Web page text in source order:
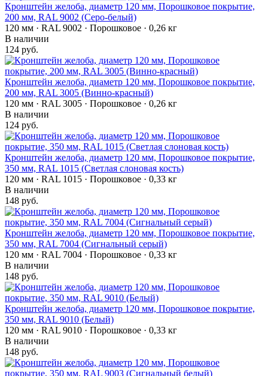
Кронштейн желоба, диаметр 120 мм, Порошковое покрытие,
200 мм, RAL 9002 (Серо-белый)
120 мм · RAL 9002 · Порошковое · 0,26 кг
В наличии
124 руб.
Кронштейн желоба, диаметр 120 мм, Порошковое покрытие,
200 мм, RAL 3005 (Винно-красный)
120 мм · RAL 3005 · Порошковое · 0,26 кг
В наличии
124 руб.
Кронштейн желоба, диаметр 120 мм, Порошковое покрытие,
350 мм, RAL 1015 (Светлая слоновая кость)
120 мм · RAL 1015 · Порошковое · 0,33 кг
В наличии
148 руб.
Кронштейн желоба, диаметр 120 мм, Порошковое покрытие,
350 мм, RAL 7004 (Сигнальный серый)
120 мм · RAL 7004 · Порошковое · 0,33 кг
В наличии
148 руб.
Кронштейн желоба, диаметр 120 мм, Порошковое покрытие,
350 мм, RAL 9010 (Белый)
120 мм · RAL 9010 · Порошковое · 0,33 кг
В наличии
148 руб.